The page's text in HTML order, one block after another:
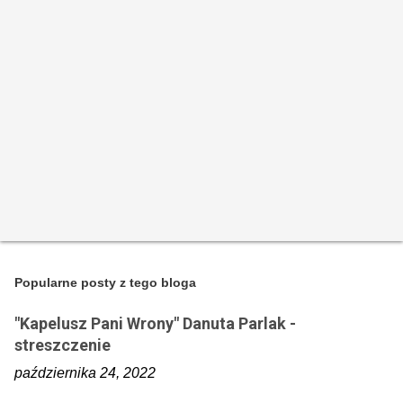
Popularne posty z tego bloga
"Kapelusz Pani Wrony" Danuta Parlak -
streszczenie
października 24, 2022